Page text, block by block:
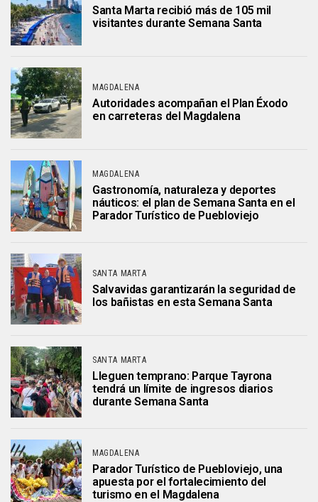
Santa Marta recibió más de 105 mil
visitantes durante Semana Santa
MAGDALENA
Autoridades acompañan el Plan Éxodo
en carreteras del Magdalena
MAGDALENA
Gastronomía, naturaleza y deportes
náuticos: el plan de Semana Santa en el
Parador Turístico de Puebloviejo
SANTA MARTA
Salvavidas garantizarán la seguridad de
los bañistas en esta Semana Santa
SANTA MARTA
Lleguen temprano: Parque Tayrona
tendrá un límite de ingresos diarios
durante Semana Santa
MAGDALENA
Parador Turístico de Puebloviejo, una
apuesta por el fortalecimiento del
turismo en el Magdalena